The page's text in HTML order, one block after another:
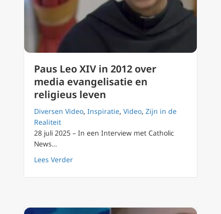
Paus Leo XIV in 2012 over
media evangelisatie en
religieus leven
Diversen Video, Inspiratie, Video, Zijn in de
Realiteit
28 juli 2025 – In een Interview met Catholic
News…
Lees Verderabout Paus Leo XIV in 2012 over media